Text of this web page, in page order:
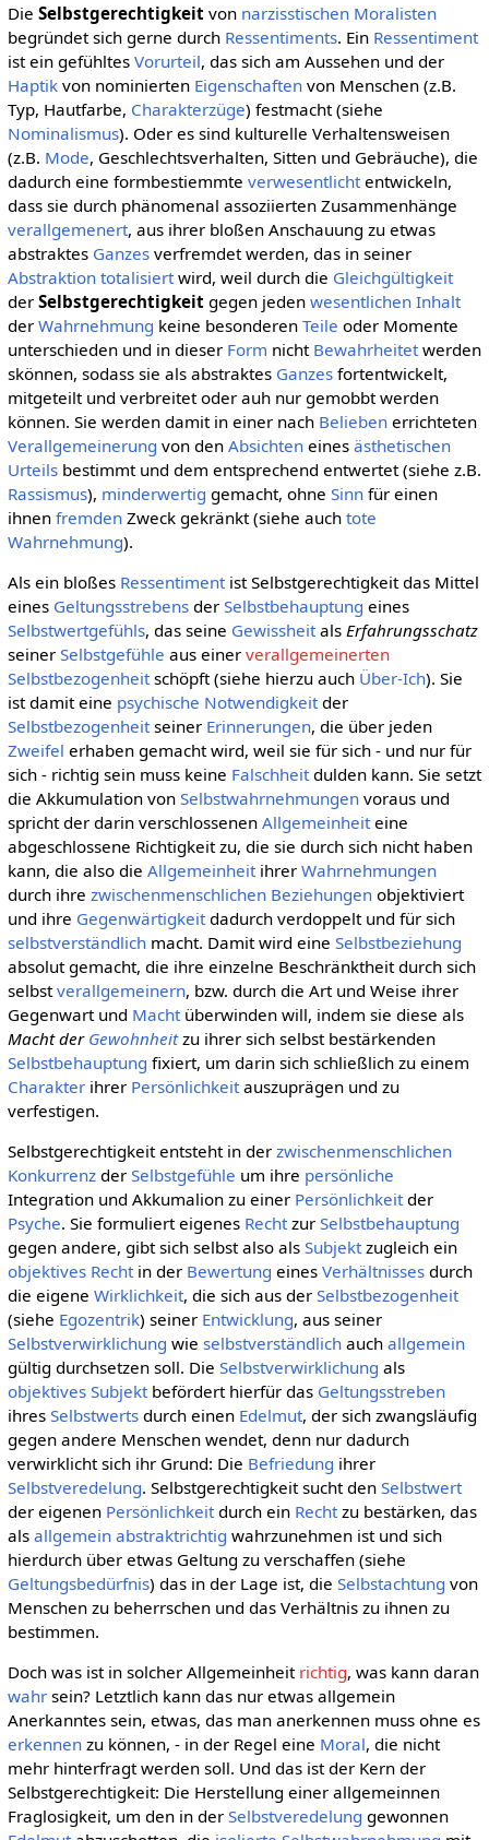
Die Selbstgerechtigkeitvon narzisstischen Moralisten
begründet sich gerne durch Ressentiments. Ein Ressentiment
ist ein gefühltes Vorurteil, das sich am Aussehen und der
Haptikvon nominierten Eigenschaftenvon Menschen (z.B.
Typ, Hautfarbe, Charakterzüge) festmacht (siehe
Nominalismus). Oder es sind kulturelle Verhaltensweisen
(z.B. Mode, Geschlechtsverhalten, Sitten und Gebräuche), die
dadurch eine formbestiemmte verwesentlichtentwickeln,
dass sie durch phänomenal assoziierten Zusammenhänge
verallgemenert, aus ihrer bloßen Anschauung zu etwas
abstraktes Ganzesverfremdet werden, das in seiner
Abstraktion totalisiertwird, weil durch die Gleichgültigkeit
der Selbstgerechtigkeitgegen jeden wesentlichen Inhalt
der Wahrnehmung keine besonderen Teile oder Momente
unterschieden und in dieser Form nicht Bewahrheitetwerden
skönnen, sodass sie als abstraktes Ganzesfortentwickelt,
mitgeteilt und verbreitet oder auh nur gemobbt werden
können. Sie werden damit in einer nach Beliebenerrichteten
Verallgemeinerung von den Absichteneines ästhetischen
Urteilsbestimmt und dem entsprechend entwertet (siehe z.B.
Rassismus), minderwertig gemacht, ohne Sinnfür einen
ihnen fremdenZweck gekränkt (siehe auch tote
Wahrnehmung).
Als ein bloßes Ressentimentist Selbstgerechtigkeit das Mittel
eines Geltungsstrebensder Selbstbehauptung eines
Selbstwertgefühls, das seine Gewissheitals Erfahrungsschatz
seiner Selbstgefühle aus einer verallgemeinerten
Selbstbezogenheitschöpft (siehe hierzu auch Über-Ich). Sie
ist damit eine psychische Notwendigkeitder
Selbstbezogenheitseiner Erinnerungen, die über jeden
Zweifel erhaben gemacht wird, weil sie für sich - und nur für
sich - richtig sein muss keine Falschheitdulden kann. Sie setzt
die Akkumulation von Selbstwahrnehmungenvoraus und
spricht der darin verschlossenen Allgemeinheiteine
abgeschlossene Richtigkeit zu, die sie durch sich nicht haben
kann, die also die Allgemeinheitihrer Wahrnehmungen
durch ihre zwischenmenschlichen Beziehungenobjektiviert
und ihre Gegenwärtigkeitdadurch verdoppelt und für sich
selbstverständlichmacht. Damit wird eine Selbstbeziehung
absolut gemacht, die ihre einzelne Beschränktheit durch sich
selbstverallgemeinern, bzw. durch die Art und Weise ihrer
Gegenwart und Machtüberwinden will, indem sie diese als
Macht der Gewohnheitzu ihrer sich selbst bestärkenden
Selbstbehauptung fixiert, um darin sich schließlich zu einem
Charakterihrer Persönlichkeitauszuprägen und zu
verfestigen.
Selbstgerechtigkeit entsteht in der zwischenmenschlichen
Konkurrenzder Selbstgefühle um ihre persönliche
Integration und Akkumalion zu einer Persönlichkeitder
Psyche. Sie formuliert eigenes Rechtzur Selbstbehauptung
gegen andere, gibt sich selbst also als Subjektzugleich ein
objektives Rechtin der Bewertung eines Verhältnissesdurch
die eigene Wirklichkeit, die sich aus der Selbstbezogenheit
(siehe Egozentrik) seiner Entwicklung, aus seiner
Selbstverwirklichung wie selbstverständlichauch allgemein
gültig durchsetzen soll. Die Selbstverwirklichung als
objektives Subjektbefördert hierfür das Geltungsstreben
ihres Selbstwertsdurch einen Edelmut, der sich zwangsläufig
gegen andere Menschen wendet, denn nur dadurch
verwirklicht sich ihr Grund: Die Befriedung ihrer
Selbstveredelung. Selbstgerechtigkeit sucht den Selbstwert
der eigenen Persönlichkeitdurch ein Rechtzu bestärken, das
als allgemein abstraktrichtig wahrzunehmen ist und sich
hierdurch über etwas Geltung zu verschaffen (siehe
Geltungsbedürfnis) das in der Lage ist, die Selbstachtung von
Menschen zu beherrschen und das Verhältnis zu ihnen zu
bestimmen.
Doch was ist in solcher Allgemeinheit richtig, was kann daran
wahrsein? Letztlich kann das nur etwas allgemein
Anerkanntes sein, etwas, das man anerkennen muss ohne es
erkennenzu können, - in der Regel eine Moral, die nicht
mehr hinterfragt werden soll. Und das ist der Kern der
Selbstgerechtigkeit: Die Herstellung einer allgemeinnen
Fraglosigkeit, um den in der Selbstveredelung gewonnen